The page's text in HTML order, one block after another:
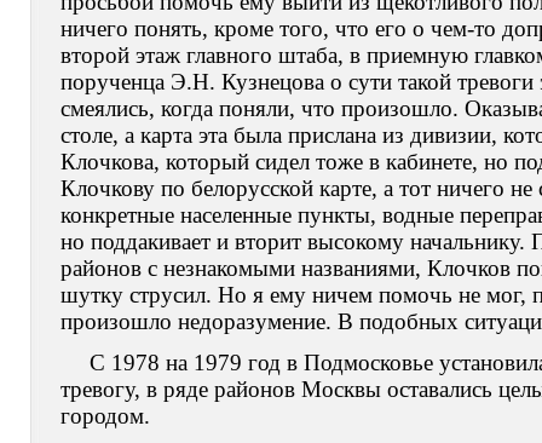
ничего понять, кроме того, что его о чем-то
второй этаж главного штаба, в приемную
порученца Э.Н. Кузнецова о сути такой
смеялись, когда поняли, что произошло.
столе, а карта эта была прислана из дивизии,
Клочкова, который сидел тоже в кабинете, но
Клочкову по белорусской карте, а тот ничего
конкретные населенные пункты, водные
но поддакивает и вторит высокому
районов с незнакомыми названиями, Клочков
шутку струсил. Но я ему ничем помочь не мог,
произошло недоразумение. В подобных
С 1978 на 1979 год в Подмосковье
тревогу, в ряде районов Москвы оставались
городом.